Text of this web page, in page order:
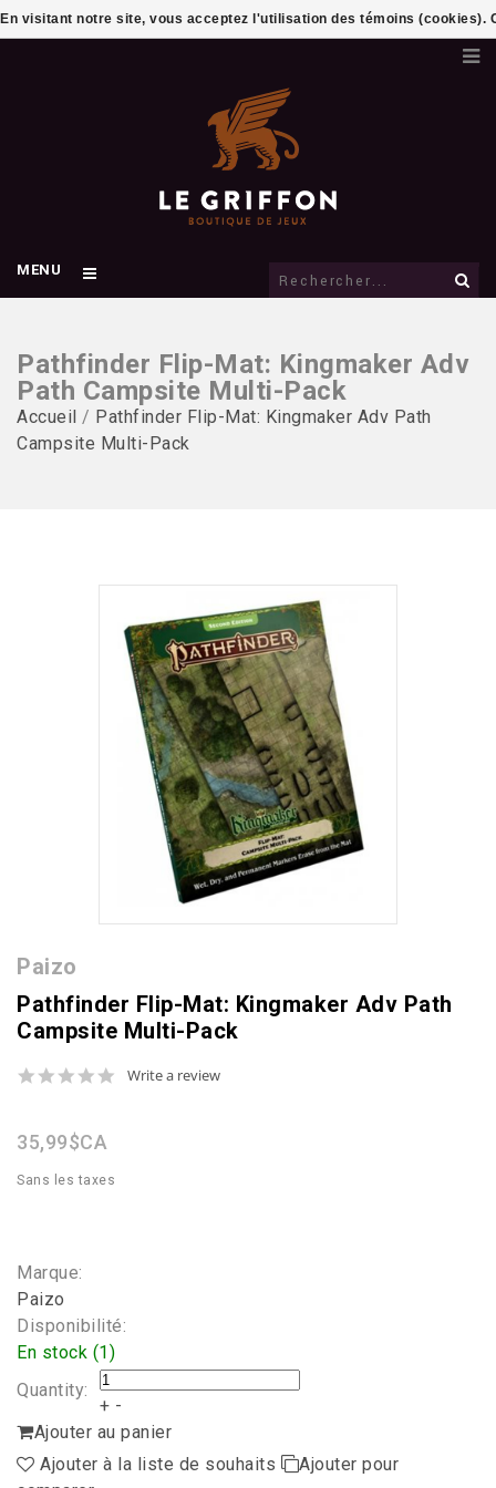
MENU
Pathfinder Flip-Mat: Kingmaker Adv
Path Campsite Multi-Pack
Accueil / Pathfinder Flip-Mat: Kingmaker Adv Path
Campsite Multi-Pack
Paizo
Pathfinder Flip-Mat: Kingmaker Adv Path
Campsite Multi-Pack
0.0
Write a review
35,99$CA
Sans les taxes
Marque:
Paizo
Disponibilité:
En stock (1)
Quantity:
+ -
Ajouter au panier
Ajouter à la liste de souhaits
Ajouter pour
En visitant notre site, vous acceptez l'utilisation des témoins